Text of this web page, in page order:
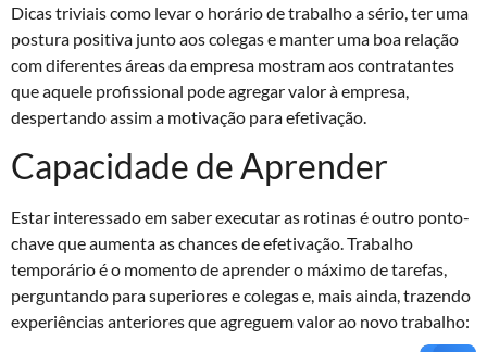
Dicas triviais como levar o horário de trabalho a sério, ter uma
postura positiva junto aos colegas e manter uma boa relação
com diferentes áreas da empresa mostram aos contratantes
que aquele profissional pode agregar valor à empresa,
despertando assim a motivação para efetivação.
Capacidade de Aprender
Estar interessado em saber executar as rotinas é outro ponto-
chave que aumenta as chances de efetivação. Trabalho
temporário é o momento de aprender o máximo de tarefas,
perguntando para superiores e colegas e, mais ainda, trazendo
experiências anteriores que agreguem valor ao novo trabalho: